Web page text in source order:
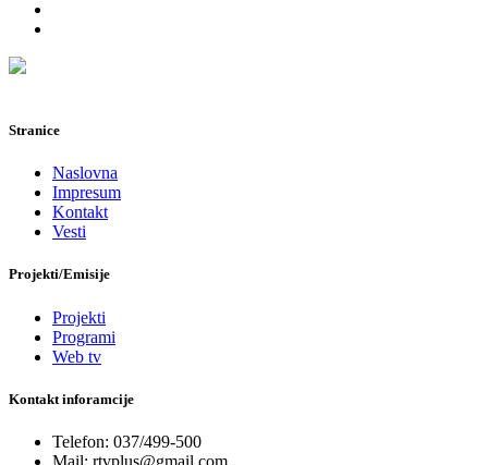
Stranice
Naslovna
Impresum
Kontakt
Vesti
Projekti/Emisije
Projekti
Programi
Web tv
Kontakt inforamcije
Telefon: 037/499-500
Mail: rtvplus@gmail.com